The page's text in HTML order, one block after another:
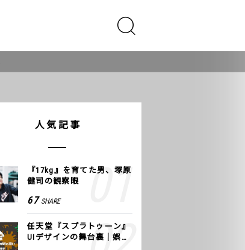
人気記事
『17kg』を育てた男、塚原
健司の観察眼
67 SHARE
任天堂『スプラトゥーン』
UIデザインの舞台裏｜娯楽